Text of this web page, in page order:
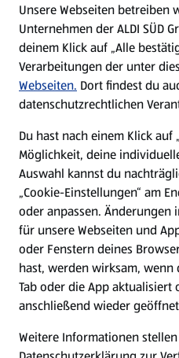
Nachhaltigkeit
Karriere
Presse
Hilfe & Kontakt
(öffnet in einem neuen Tab)
Unternehmen
Folge uns hier:
Unsere Webseiten betreiben
Unternehmen der ALDI SÜD
deinem Klick auf „Alle
Verarbeitungen der unter
Webseiten. Dort findest du
datenschutzrechtlichen
Du hast nach einem Klick auf
Möglichkeit, deine
Auswahl kannst du
„Cookie-Einstellungen“ am
oder anpassen. Änderungen
für unsere Webseiten und
oder Fenstern deines
hast, werden wirksam, wenn
Tab oder die App aktualisiert
anschließend wieder
Weitere Informationen